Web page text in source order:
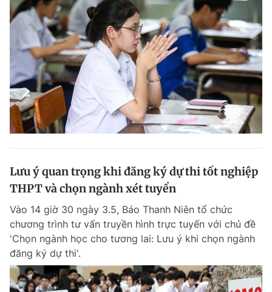
Lưu ý quan trọng khi đăng ký dự thi tốt nghiệp
THPT và chọn ngành xét tuyển
Vào 14 giờ 30 ngày 3.5, Báo Thanh Niên tổ chức
chương trình tư vấn truyền hình trực tuyến với chủ đề
'Chọn ngành học cho tương lai: Lưu ý khi chọn ngành
đăng ký dự thi'.